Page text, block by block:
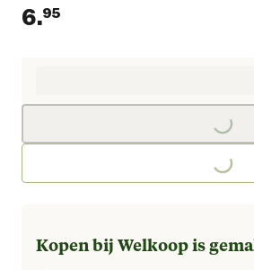
6.95
Kopen bij Welkoop is